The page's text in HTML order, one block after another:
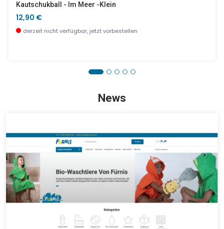
Kautschukball - Im Meer -klein
12,90 €
derzeit nicht verfügbar, jetzt vorbestellen
News